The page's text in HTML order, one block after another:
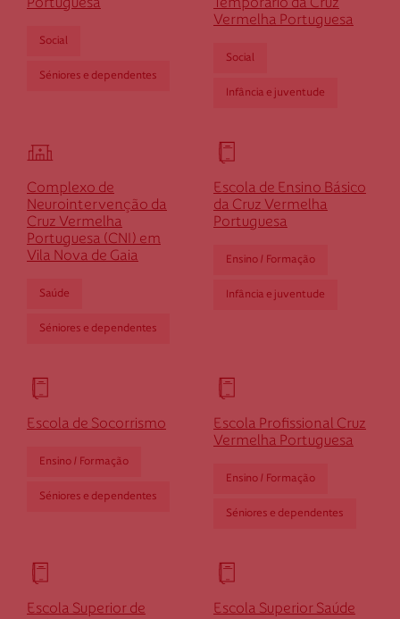
Portuguesa
Social
Séniores e dependentes
Temporário da Cruz
Vermelha Portuguesa
Social
Infância e juventude
Complexo de
Neurointervenção da
Cruz Vermelha
Portuguesa (CNI) em
Vila Nova de Gaia
Saúde
Séniores e dependentes
Escola de Ensino Básico
da Cruz Vermelha
Portuguesa
Ensino / Formação
Infância e juventude
Escola de Socorrismo
Ensino / Formação
Séniores e dependentes
Escola Profissional Cruz
Vermelha Portuguesa
Ensino / Formação
Séniores e dependentes
Escola Superior de Escola Superior Saúde